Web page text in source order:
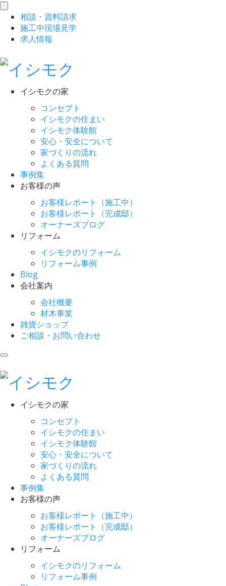
toggle
navigation
相談 ・ 資料請求
施工中現場見学
求人情報
イシモクの家
コンセプト
イシモクの住まい
イシモク体験館
安心・安全について
家づくりの流れ
よくある質問
事例集
お客様の声
お客様レポート（施工中）
お客様レポート（完成邸）
オーナーズブログ
リフォーム
イシモクのリフォーム
リフォーム事例
Blog
会社案内
会社概要
材木事業
雑貨ショップ
ご相談・お問い合わせ
イシモクの家
コンセプト
イシモクの住まい
イシモク体験館
安心・安全について
家づくりの流れ
よくある質問
事例集
お客様の声
お客様レポート（施工中）
お客様レポート（完成邸）
オーナーズブログ
リフォーム
イシモクのリフォーム
リフォーム事例